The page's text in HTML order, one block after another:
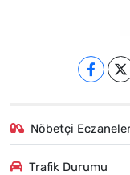
Nöbetçi
Trafik Durumu